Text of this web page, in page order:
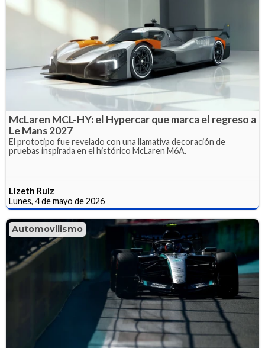
McLaren MCL-HY: el Hypercar que marca el regreso a
Le Mans 2027
El prototipo fue revelado con una llamativa decoración de
pruebas inspirada en el histórico McLaren M6A.
Lizeth Ruiz
Lunes, 4 de mayo de 2026
Automovilismo